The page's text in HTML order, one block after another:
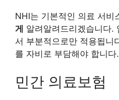
NHI는 기본적인 의료 서비
게 알려알려드리겠습니다.
서 부분적으로만 적용됩니
를 자비로 부담해야 합니다.
민간 의료보험